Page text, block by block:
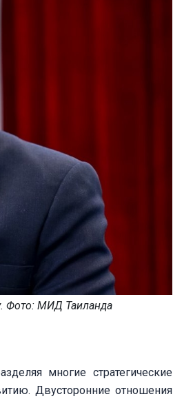
Фото: МИД Таиланда
многие стратегические
Двусторонние отношения